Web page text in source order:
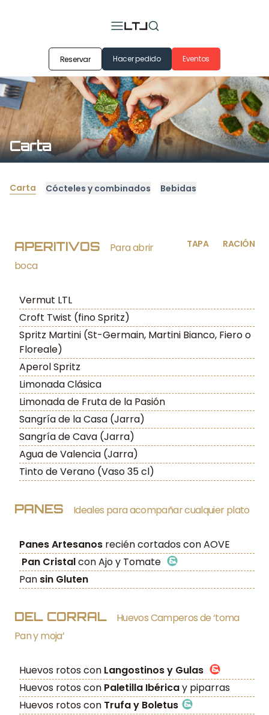
Reservar Hacer pedido Eventos
Carta
Carta Cócteles y combinados Bebidas
APERITIVOS
Para abrir
boca
TAPA RACIÓN
Vermut LTL
Croft Twist (fino Spritz)
Spritz Martini (St-Germain, Martini Bianco, Fiero o
Floreale)
Aperol Spritz
Limonada Clásica
Limonada de Fruta de la Pasión
Sangría de la Casa (Jarra)
Sangría de Cava (Jarra)
Agua de Valencia (Jarra)
Tinto de Verano (Vaso 35 cl)
PANES Ideales para acompañar cualquier plato
Panes Artesanos recién cortados con AOVE
Pan Cristalcon Ajo y Tomate
Pan sin Gluten
DEL CORRAL
Huevos Camperos de ‘toma
Pan y moja’
Huevos rotos con Langostinos y Gulas
Huevos rotos con Paletilla Ibéricay piparras
Huevos rotos con Trufa y Boletus